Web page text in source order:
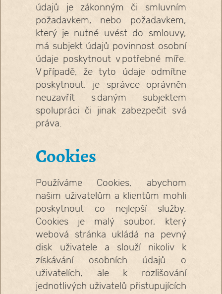
údajů je zákonným či smluvním
požadavkem, nebo požadavkem,
který je nutné uvést do smlouvy,
má subjekt údajů povinnost osobní
údaje poskytnout v potřebné míře.
V případě, že tyto údaje odmítne
poskytnout, je správce oprávněn
neuzavřít s daným subjektem
spolupráci či jinak zabezpečit svá
práva.
Cookies
Používáme Cookies, abychom
našim uživatelům a klientům mohli
poskytnout co nejlepší služby.
Cookies je malý soubor, který
webová stránka ukládá na pevný
disk uživatele a slouží nikoliv k
získávání osobních údajů o
uživatelích, ale k rozlišování
jednotlivých uživatelů přistupujících